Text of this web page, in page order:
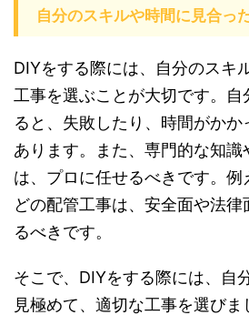
自分のスキルや時間に見合っ
DIYをする際には、自分のスキ
工事を選ぶことが大切です。
ると、失敗したり、時間がか
あります。また、専門的な知
は、プロに任せるべきです。
どの配管工事は、安全面や法
るべきです。
そこで、DIYをする際には、自
見極めて、適切な工事を選び